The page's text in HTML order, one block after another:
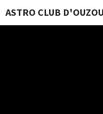
ASTRO CLUB